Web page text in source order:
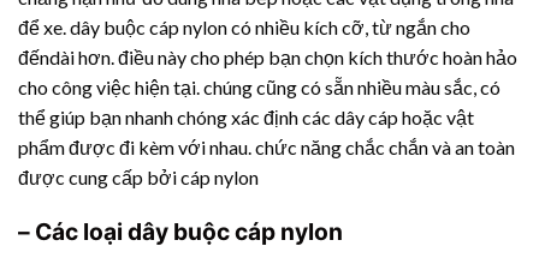
để xe. dây buộc cáp nylon có nhiều kích cỡ, từ ngắn cho
đếndài hơn. điều này cho phép bạn chọn kích thước hoàn hảo
cho công việc hiện tại. chúng cũng có sẵn nhiều màu sắc, có
thể giúp bạn nhanh chóng xác định các dây cáp hoặc vật
phẩm được đi kèm với nhau. chức năng chắc chắn và an toàn
được cung cấp bởi cáp nylon
– Các loại dây buộc cáp nylon